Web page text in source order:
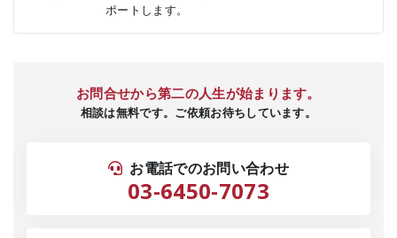
ポートします。
お問合せから第二の人生が始まります。
相談は無料です。ご依頼お待ちしています。
お電話でのお問い合わせ
03-6450-7073